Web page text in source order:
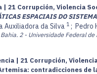
21 Corrupción, Violencia
ESPACIAIS DO
Auxiliadora da Silva 1 ; Pedro
2 - Universidade Federal de
| 21 Corrupción,
contradicciones de